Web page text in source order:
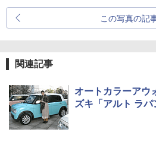
この写真の記
関連記事
オートカラーアウ
ズキ「アルト ラ